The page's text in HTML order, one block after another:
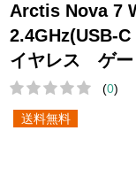
Arctis Nova 7
2.4GHz(USB-
イヤレス ゲー
(0)
送料無料